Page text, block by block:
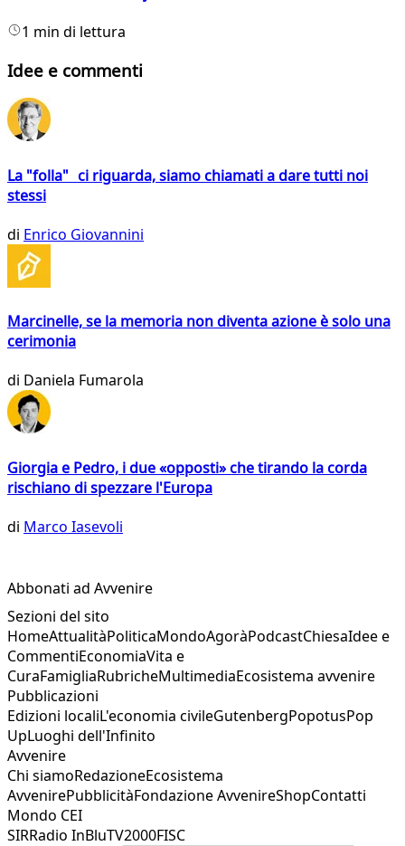
1 min di lettura
Idee e commenti
La "folla" ci riguarda, siamo chiamati a dare tutti noi
stessi
di Enrico Giovannini
Marcinelle, se la memoria non diventa azione è solo una
cerimonia
di Daniela Fumarola
Giorgia e Pedro, i due «opposti» che tirando la corda
rischiano di spezzare l'Europa
di Marco Iasevoli
Abbonati ad Avvenire
Sezioni del sito
HomeAttualitàPoliticaMondoAgoràPodcastChiesaIdee e
CommentiEconomiaVita e
CuraFamigliaRubricheMultimediaEcosistema avvenire
Pubblicazioni
Edizioni localiL'economia civileGutenbergPopotusPop
UpLuoghi dell'Infinito
Avvenire
Chi siamoRedazioneEcosistema
AvvenirePubblicitàFondazione AvvenireShopContatti
Mondo CEI
SIRRadio InBluTV2000FISC